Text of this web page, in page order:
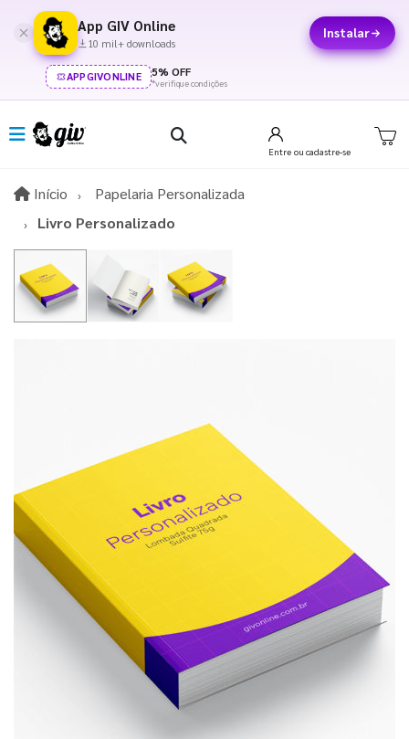
App GIV Online
10 mil+ downloads
Instalar
APPGIVONLINE 5% OFF
*verifique condições
Entre ou cadastre-se
Início InícioPapelaria Personalizada
Livro Personalizado